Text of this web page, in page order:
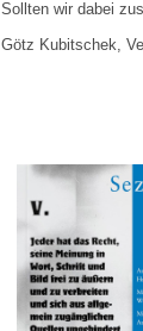
Sollten wir dabei
Götz Kubitschek,